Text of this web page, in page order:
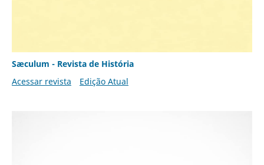
Sæculum - Revista de História
Acessar revista
Edição Atual